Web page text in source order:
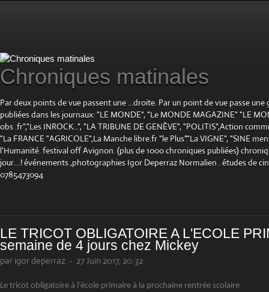
Chroniques matinales
Par deux points de vue passent une ...droite. Par un point de vue passe
publiées dans les journaux: "LE MONDE", "Le MONDE MAGAZINE" "LE
obs .fr","Les INROCK...", "LA TRIBUNE DE GENÈVE", "POLITIS",Action
"La FRANCE "AGRICOLE",La Manche libre.fr "le Plus"."La VIGNE", "SINE
l'Humanité. festival off Avignon. (plus de 1000 chroniques publiées)
jour....! événements ,photographies Igor Deperraz Normalien . études de
0785473094
LE TRICOT OBLIGATOIRE A L'ECOLE
semaine de 4 jours chez Mickey
par igor deperraz - 27 Juin 2017, 20:32
Le tricot obligatoire à l’école primaire à la prochaine rentrée scolaire